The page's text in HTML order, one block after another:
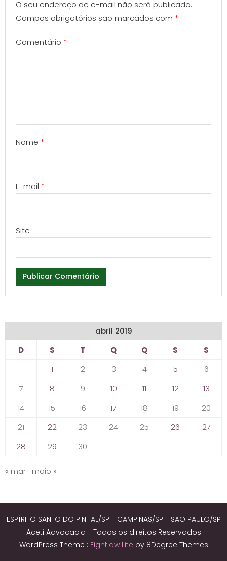
O seu endereço de e-mail não será publicado.
Campos obrigatórios são marcados com *
Comentário *
Nome *
E-mail *
Site
abril 2019
D
S T Q Q S
S
1
2 3 4 5
6
7
8 9 10 11 12
13
14
15 16 17 18 19
20
21
22 23 24 25 26
27
28
29 30
« mar maio »
ESPÍRITO SANTO DO PINHAL/SP - CAMPINAS/SP - SÃO PAULO/SP
- Aceti Advocacia - Todos os direitos Reservados -
WordPress Theme : Eightlaw Lite by 8Degree Themes